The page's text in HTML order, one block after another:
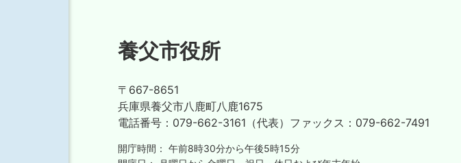
養父市役所
〒667-8651
兵庫県養父市八鹿町八鹿1675
電話番号： 079-662-3161（代表） ファックス： 079-662-7491
開庁時間： 午前8時30分から午後5時15分